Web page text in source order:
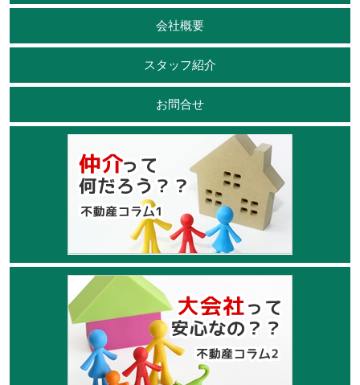
会社概要
スタッフ紹介
お問合せ